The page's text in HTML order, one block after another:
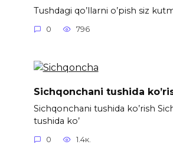
Tushdagi qo’llarni o’pish siz
0 796
Sichqonchani tushida
Sichqonchani tushida ko’rish
tushida ko’
0 1.4к.